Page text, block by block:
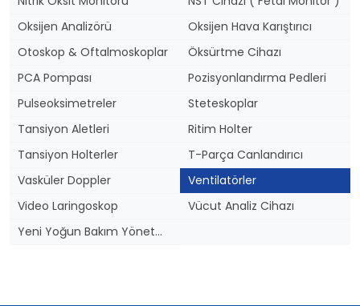
Oksijen Analizörü
Oksijen Hava Karıştırıcı
Otoskop & Oftalmoskoplar
Öksürtme Cihazı
PCA Pompası
Pozisyonlandırma Pedleri
Pulseoksimetreler
Steteskoplar
Tansiyon Aletleri
Ritim Holter
Tansiyon Holterler
T-Parça Canlandırıcı
Vasküler Doppler
Ventilatörler
Video Laringoskop
Vücut Analiz Cihazı
Yeni Yoğun Bakım Yönetmeliği